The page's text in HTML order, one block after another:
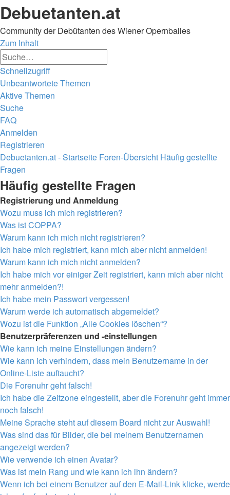
Debuetanten.at
Community der Debütanten des Wiener Opernballes
Zum Inhalt
Schnellzugriff
Unbeantwortete Themen
Aktive Themen
Suche
FAQ
Anmelden
Registrieren
Debuetanten.at - Startseite Foren-Übersicht Häufig gestellte
Fragen
Suche
Häufig gestellte Fragen
Registrierung und Anmeldung
Wozu muss ich mich registrieren?
Was ist COPPA?
Warum kann ich mich nicht registrieren?
Ich habe mich registriert, kann mich aber nicht anmelden!
Warum kann ich mich nicht anmelden?
Ich habe mich vor einiger Zeit registriert, kann mich aber nicht
mehr anmelden?!
Ich habe mein Passwort vergessen!
Warum werde ich automatisch abgemeldet?
Wozu ist die Funktion „Alle Cookies löschen“?
Benutzerpräferenzen und -einstellungen
Wie kann ich meine Einstellungen ändern?
Wie kann ich verhindern, dass mein Benutzername in der
Online-Liste auftaucht?
Die Forenuhr geht falsch!
Ich habe die Zeitzone eingestellt, aber die Forenuhr geht immer
noch falsch!
Meine Sprache steht auf diesem Board nicht zur Auswahl!
Was sind das für Bilder, die bei meinem Benutzernamen
angezeigt werden?
Wie verwende ich einen Avatar?
Was ist mein Rang und wie kann ich ihn ändern?
Wenn ich bei einem Benutzer auf den E-Mail-Link klicke, werde